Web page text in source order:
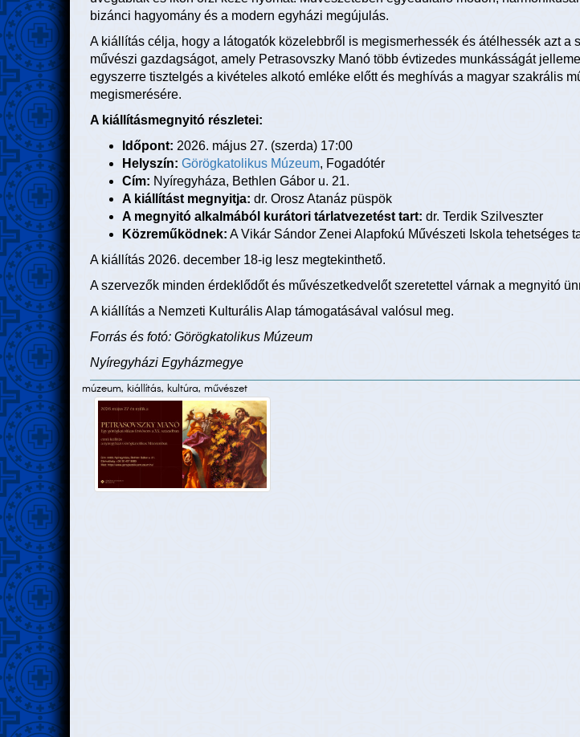
bizánci hagyomány és a modern egyházi megújulás.
A kiállítás célja, hogy a látogatók közelebbről is megismerhessék és átélhessék azt a
művészi gazdagságot, amely Petrasovszky Manó több évtizedes munkásságát
egyszerre tisztelgés a kivételes alkotó emléke előtt és meghívás a magyar szakrális
megismerésére.
A kiállításmegnyitó részletei:
Időpont: 2026. május 27. (szerda) 17:00
Helyszín: Görögkatolikus Múzeum, Fogadótér
Cím: Nyíregyháza, Bethlen Gábor u. 21.
A kiállítást megnyitja: dr. Orosz Atanáz püspök
A megnyitó alkalmából kurátori tárlatvezetést tart: dr. Terdik Szilveszter
Közreműködnek: A Vikár Sándor Zenei Alapfokú Művészeti Iskola tehetséges
A kiállítás 2026. december 18-ig lesz megtekinthető.
A szervezők minden érdeklődőt és művészetkedvelőt szeretettel várnak a megnyitó
A kiállítás a Nemzeti Kulturális Alap támogatásával valósul meg.
Forrás és fotó: Görögkatolikus Múzeum
Nyíregyházi Egyházmegye
múzeum, kiállítás, kultúra, művészet